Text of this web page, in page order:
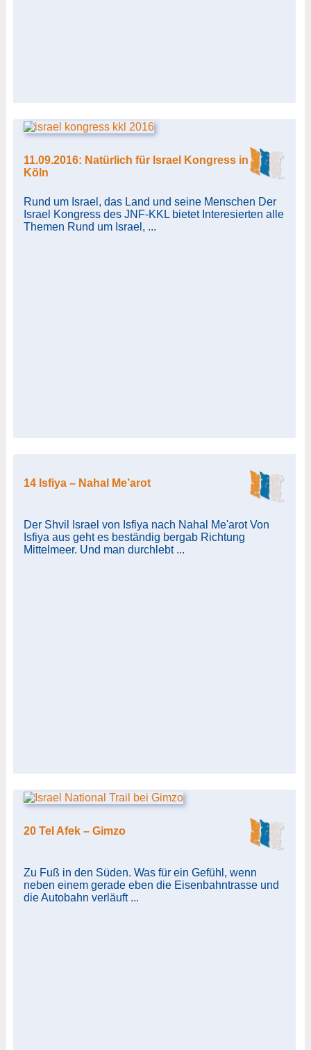
11.09.2016: Natürlich für Israel Kongress in
Köln
Rund um Israel, das Land und seine Menschen Der
Israel Kongress des JNF-KKL bietet Interesierten alle
Themen Rund um Israel, ...
14 Isfiya – Nahal Me’arot
Der Shvil Israel von Isfiya nach Nahal Me'arot Von
Isfiya aus geht es beständig bergab Richtung
Mittelmeer. Und man durchlebt ...
20 Tel Afek – Gimzo
Zu Fuß in den Süden. Was für ein Gefühl, wenn
neben einem gerade eben die Eisenbahntrasse und
die Autobahn verläuft ...